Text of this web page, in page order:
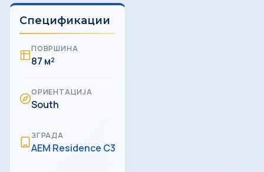
Спецификации
ПОВРШИНА
87 м²
ОРИЕНТАЦИЈА
South
ЗГРАДА
AEM Residence C3